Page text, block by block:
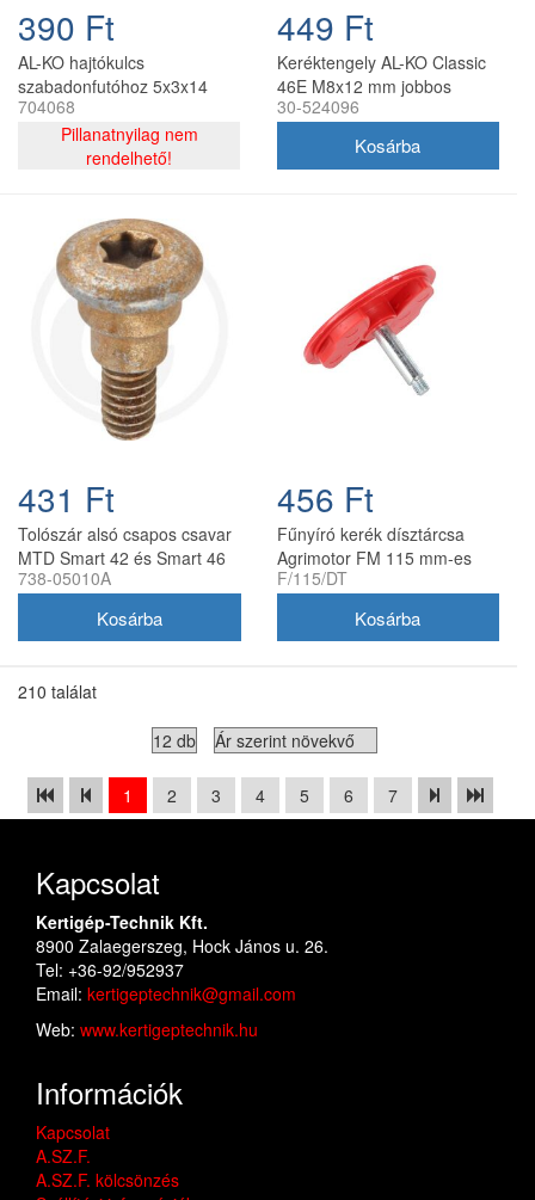
390 Ft
AL-KO hajtókulcs
szabadonfutóhoz 5x3x14
mm (704068)
704068
Pillanatnyilag nem
rendelhető!
449 Ft
Keréktengely AL-KO Classic
46E M8x12 mm jobbos
menet
30-524096
431 Ft
Tolószár alsó csapos csavar
MTD Smart 42 és Smart 46
fűnyíróhoz 738-05010A
738-05010A
456 Ft
Fűnyíró kerék dísztárcsa
Agrimotor FM 115 mm-es
kerékhez utángyártott
F/115/DT
210 találat
1 2 3 4 5 6 7
Kapcsolat
Kertigép-Technik Kft.
8900 Zalaegerszeg, Hock János u. 26.
Tel: +36-92/952937
Email: kertigeptechnik@gmail.com
Web: www.kertigeptechnik.hu
Információk
Kapcsolat
A.SZ.F.
A.SZ.F. kölcsönzés